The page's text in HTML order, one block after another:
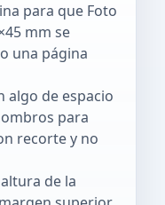
para que Foto
mm se
una página
algo de espacio
para
recorte y no
de la